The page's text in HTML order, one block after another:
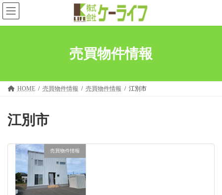
コ
ン
テ
ナ
ビ
ゲ
売買物件情報
HOME 売買物件情報 売買物件情報 江別市
江別市
売買物件情報